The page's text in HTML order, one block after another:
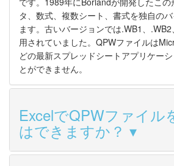
タ、数式、複数シート、書式を独自の
ます。古いバージョンでは.WB1、
用されていました。QPWファイルは
どの最新スプレッドシートアプリケー
とができません。
ExcelでQPWファイル
はできますか？